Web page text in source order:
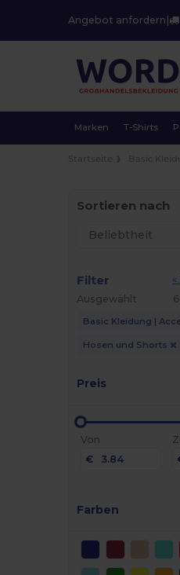
Angebot anfordern
Marken T-Shirts
Sortieren nach
Filter
Ausgewählt
Basic Kleidung |
Hosen und Shorts
Preis
Von
€
Farben